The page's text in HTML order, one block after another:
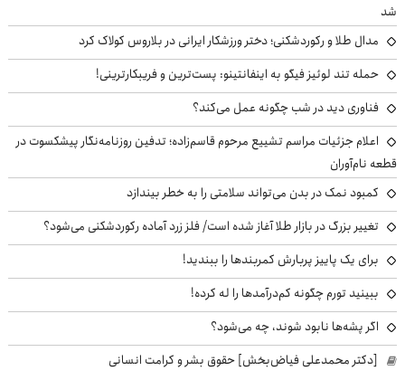
شد
مدال طلا و رکوردشکنی؛ دختر ورزشکار ایرانی در بلاروس کولاک کرد
حمله تند لوئیز فیگو به اینفانتینو: پست‌ترین و فریبکارترینی!
فناوری دید در شب چگونه عمل می‌کند؟
اعلام جزئیات مراسم تشییع مرحوم قاسم‌زاده؛ تدفین روزنامه‌نگار پیشکسوت در
قطعه نام‌آوران
کمبود نمک در بدن می‌تواند سلامتی را به خطر بیندازد
تغییر بزرگ در بازار طلا آغاز شده است/ فلز زرد آماده رکوردشکنی می‌شود؟
برای یک پاییز پربارش کمربندها را ببندید!
ببینید تورم چگونه کم‌درآمدها را له کرده!
اگر پشه‌ها نابود شوند، چه می‌شود؟
[دکتر محمدعلی فیاض‌بخش] حقوق بشر و کرامت انسانی